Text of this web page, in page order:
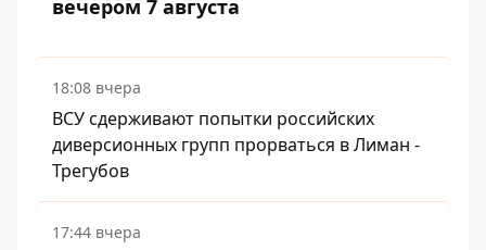
вечером 7 августа
18:08 вчера
ВСУ сдерживают попытки российских
диверсионных групп прорваться в Лиман -
Трегубов
17:44 вчера